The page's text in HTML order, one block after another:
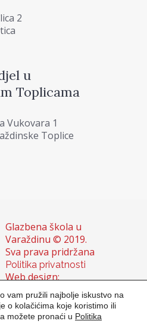
2
u
Toplicama
Vukovara 1
Toplice
Glazbena škola u
Varaždinu © 2019.
Sva prava pridržana
Politika privatnosti
Web design:
Domagoj Sigur &
Sanja Buhin
vam pružili najbolje iskustvo na
o kolačićima koje koristimo ili
možete pronaći u Politika